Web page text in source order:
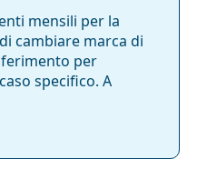
mensili per la
cambiare marca di
per
specifico. A